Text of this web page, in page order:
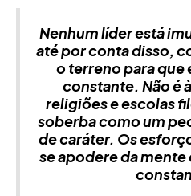
Nenhum líder está
até por conta disso,
o terreno para que
constante. Não é
religiões e escolas
soberba como um
de caráter. Os
se apodere da